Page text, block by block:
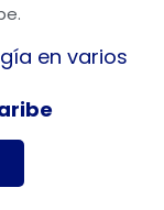
en varios